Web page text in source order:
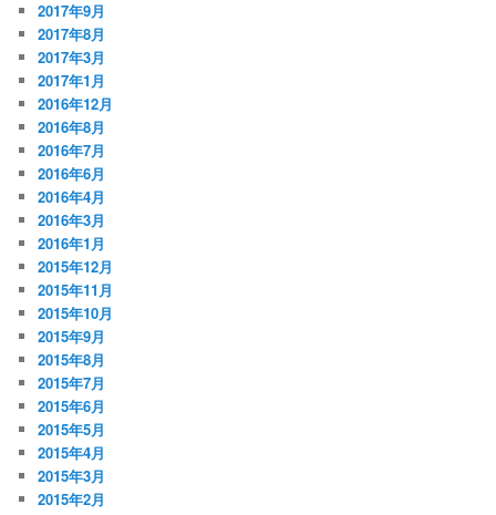
2017年9月
2017年8月
2017年3月
2017年1月
2016年12月
2016年8月
2016年7月
2016年6月
2016年4月
2016年3月
2016年1月
2015年12月
2015年11月
2015年10月
2015年9月
2015年8月
2015年7月
2015年6月
2015年5月
2015年4月
2015年3月
2015年2月